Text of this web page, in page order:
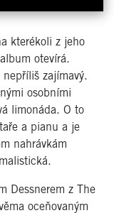
kterékoli z jeho
otevírá.
zajímavý.
osobními
limonáda. O to
a pianu a je
nahrávkám
Dessnerem z The
oceňovaným